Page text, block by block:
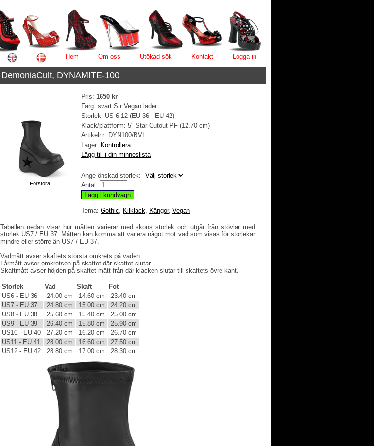
Hem Om oss Utökad sök Kontakt Logga in
DemoniaCult, DYNAMITE-100
Förstora
Pris: 1650 kr
Färg: svart Str Vegan läder
Storlek: US 6-12 (EU 36 - EU 42)
Klack/plattform: 5" Star Cutout PF (12.70 cm)
Artikelnr: DYN100/BVL
Lager: Kontrollera
Lägg till i din minneslista
Ange önskad storlek:
Antal:
Tema: Gothic, Kilklack, Kängor, Vegan
Tabellen nedan visar hur måtten varierar med skons storlek och utgår från stövlar med
storlek US7 / EU 37. Måtten kan komma att variera något mot vad som visas för storlekar
mindre eller större än US7 / EU 37.
Vadmått avser skaftets största omkrets på vaden.
Lårmått avser omkretsen på skaftet där skaftet slutar.
Skaftmått avser höjden på skaftet mätt från där klacken slutar till skaftets övre kant.
Storlek Vad Skaft
Fot
US6 - EU 36
24.00 cm 14.60 cm
23.40 cm
US7 - EU 37
24.80 cm 15.00 cm
24.20 cm
US8 - EU 38
25.60 cm 15.40 cm
25.00 cm
US9 - EU 39
26.40 cm 15.80 cm
25.90 cm
US10 - EU 40
27.20 cm 16.20 cm
26.70 cm
US11 - EU 41
28.00 cm 16.60 cm
27.50 cm
US12 - EU 42
28.80 cm 17.00 cm 28.30 cm